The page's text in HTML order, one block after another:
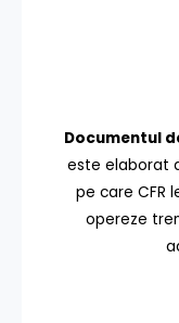
Documentul
este elaborat
pe care CFR
opereze